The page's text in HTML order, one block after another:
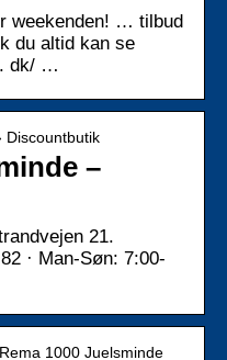
weekenden! … tilbud
du altid kan se
dk/ …
Discountbutik
–
21.
· Man-Søn: 7:00-
1000 Juelsminde